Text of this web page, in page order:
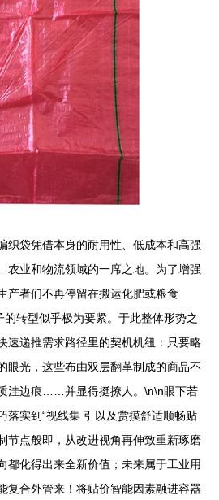
织袋凭借本身的耐用性、低成本和高强
农业和物流领域的一席之地。为了增强
产者们不再停留在搬运化肥或粮食
的转型似乎极为要紧。于此整体形势之
速递推需求路径里的契机机纽：只要略
眼光，这些布由双层翻革制成的商品不
洼边痕……并显得挺撩人。\n\n眼下若
落实到“视线集 引以及赏摸舒适顺畅贴
节点般即，从改进视角再伸致重新琢磨
都化得出来全新价值；未来属于工业用
复合外管来！将贴价智能因素融进容器